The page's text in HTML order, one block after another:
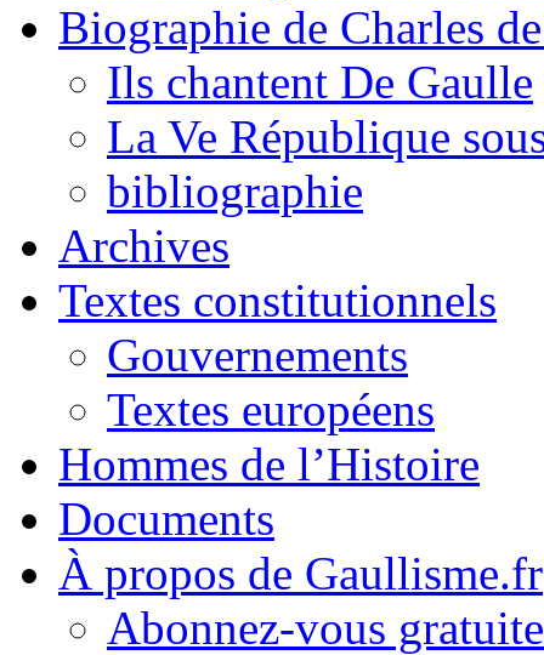
Biographie de Charles
Ils chantent De Gaulle
La Ve République
bibliographie
Archives
Textes constitutionnels
Gouvernements
Textes européens
Hommes de l’Histoire
Documents
À propos de Gaullisme.fr
Abonnez-vous